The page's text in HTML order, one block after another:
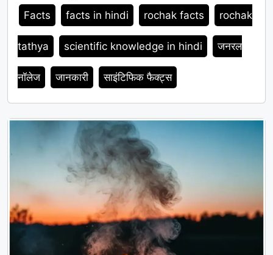
Tags
Facts facts in hindi rochak facts rochak
tathya scientific knowledge in hindi जनरल
नॉलेज जानकारी साइंटिफिक फैक्ट्स